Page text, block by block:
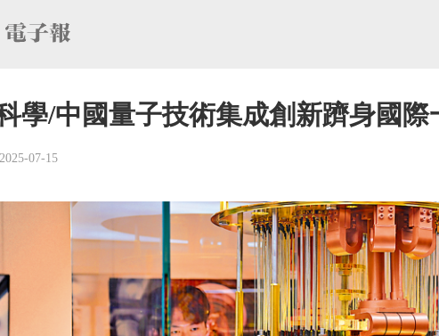
學/中國量子技術集成創新躋身國際
2025-07-15